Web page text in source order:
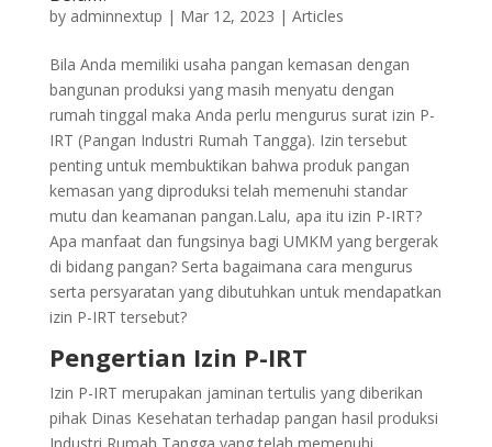
by adminnextup | Mar 12, 2023 | Articles
Bila Anda memiliki usaha pangan kemasan dengan
bangunan produksi yang masih menyatu dengan
rumah tinggal maka Anda perlu mengurus surat izin P-
IRT (Pangan Industri Rumah Tangga). Izin tersebut
penting untuk membuktikan bahwa produk pangan
kemasan yang diproduksi telah memenuhi standar
mutu dan keamanan pangan.Lalu, apa itu izin P-IRT?
Apa manfaat dan fungsinya bagi UMKM yang bergerak
di bidang pangan? Serta bagaimana cara mengurus
serta persyaratan yang dibutuhkan untuk mendapatkan
izin P-IRT tersebut?
Pengertian Izin P-IRT
Izin P-IRT merupakan jaminan tertulis yang diberikan
pihak Dinas Kesehatan terhadap pangan hasil produksi